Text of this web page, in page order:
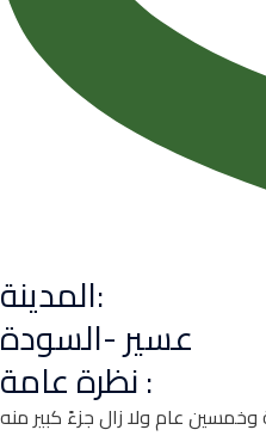
المدينة:
عسير -السودة
نظرة عامة :
يعود تاريخه الى ما يقارب من ست مئة وخمسين عام ولا زال جزءً كبير منه